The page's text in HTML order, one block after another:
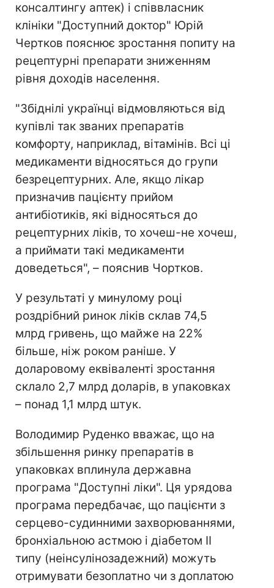
консалтингу аптек) і співвласник
клініки "Доступний доктор" Юрій
Чертков пояснює зростання попиту на
рецептурні препарати зниженням
рівня доходів населення.
"Збіднілі українці відмовляються від
купівлі так званих препаратів
комфорту, наприклад, вітамінів. Всі ці
медикаменти відносяться до групи
безрецептурних. Але, якщо лікар
призначив пацієнту прийом
антибіотиків, які відносяться до
рецептурних ліків, то хочеш-не хочеш,
а приймати такі медикаменти
доведеться", – пояснив Чортков.
У результаті у минулому році
роздрібний ринок ліків склав 74,5
млрд гривень, що майже на 22%
більше, ніж роком раніше. У
доларовому еквіваленті зростання
склало 2,7 млрд доларів, в упаковках
– понад 1,1 млрд штук.
Володимир Руденко вважає, що на
збільшення ринку препаратів в
упаковках вплинула державна
програма "Доступні ліки". Ця урядова
програма передбачає, що пацієнти з
серцево-судинними захворюваннями,
бронхіальною астмою і діабетом II
типу (неінсулінозадежний) можуть
отримувати безоплатно чи з доплатою